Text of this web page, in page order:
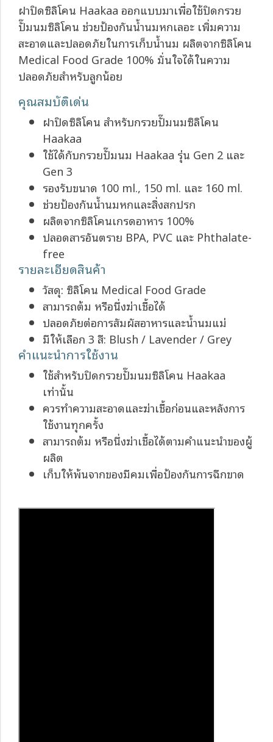
ฝาปิดซิลิโคน Haakaa ออกแบบมาเพื่อใช้ปิดกรวย
ปั๊มนมซิลิโคน ช่วยป้องกันน้ำนมหกเลอะ เพิ่มความ
สะอาดและปลอดภัยในการเก็บน้ำนม ผลิตจากซิลิโคน
Medical Food Grade 100% มั่นใจได้ในความ
ปลอดภัยสำหรับลูกน้อย
คุณสมบัติเด่น
ฝาปิดซิลิโคน สำหรับกรวยปั๊มนมซิลิโคน
Haakaa
ใช้ได้กับกรวยปั๊มนม Haakaa รุ่น Gen 2 และ
Gen 3
รองรับขนาด 100 ml., 150 ml. และ 160 ml.
ช่วยป้องกันน้ำนมหกและสิ่งสกปรก
ผลิตจากซิลิโคนเกรดอาหาร 100%
ปลอดสารอันตราย BPA, PVC และ Phthalate-
free
รายละเอียดสินค้า
วัสดุ: ซิลิโคน Medical Food Grade
สามารถต้ม หรือนึ่งฆ่าเชื้อได้
ปลอดภัยต่อการสัมผัสอาหารและน้ำนมแม่
มีให้เลือก 3 สี: Blush / Lavender / Grey
คำแนะนำการใช้งาน
ใช้สำหรับปิดกรวยปั๊มนมซิลิโคน Haakaa
เท่านั้น
ควรทำความสะอาดและฆ่าเชื้อก่อนและหลังการ
ใช้งานทุกครั้ง
สามารถต้ม หรือนึ่งฆ่าเชื้อได้ตามคำแนะนำของผู้
ผลิต
เก็บให้พ้นจากของมีคมเพื่อป้องกันการฉีกขาด